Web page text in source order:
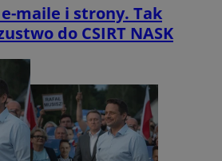
e-maile i strony. Tak
do CSIRT NASK